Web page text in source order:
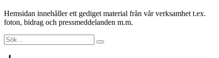
Hemsidan innehåller ett gediget material från vår verksamhet t.ex.
foton, bidrag och pressmeddelanden m.m.